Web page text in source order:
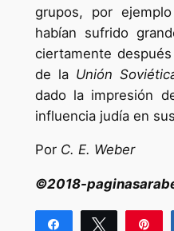
grupos, por
habían sufrido
ciertamente
de la Unión
dado la impresión
influencia judía en
PorC. E. Weber
©2018-
Compartir Twittear